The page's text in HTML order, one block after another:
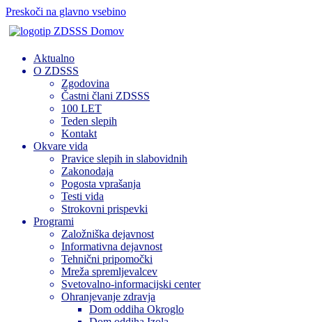
Preskoči na glavno vsebino
Domov
Aktualno
O ZDSSS
Zgodovina
Častni člani ZDSSS
100 LET
Teden slepih
Kontakt
Okvare vida
Pravice slepih in slabovidnih
Zakonodaja
Pogosta vprašanja
Testi vida
Strokovni prispevki
Programi
Založniška dejavnost
Informativna dejavnost
Tehnični pripomočki
Mreža spremljevalcev
Svetovalno-informacijski center
Ohranjevanje zdravja
Dom oddiha Okroglo